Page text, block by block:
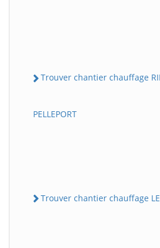
Trouver chantier chauffage
PELLEPORT
Trouver chantier chauffage LE